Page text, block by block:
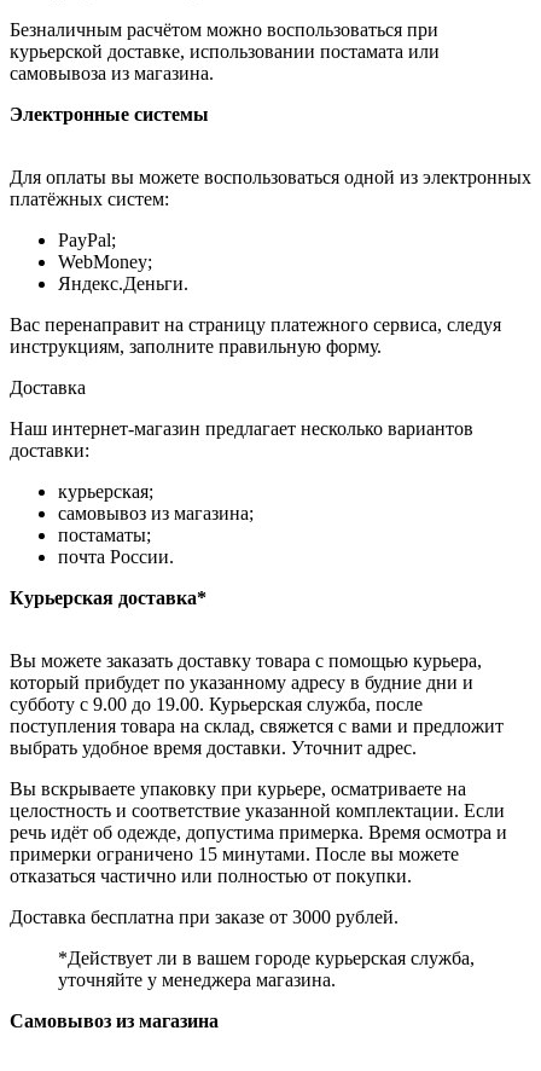
Безналичным расчётом можно воспользоваться при
курьерской доставке, использовании постамата или
самовывоза из магазина.
Электронные системы
Для оплаты вы можете воспользоваться одной из электронных
платёжных систем:
PayPal;
WebMoney;
Яндекс.Деньги.
Вас перенаправит на страницу платежного сервиса, следуя
инструкциям, заполните правильную форму.
Доставка
Наш интернет-магазин предлагает несколько вариантов
доставки:
курьерская;
самовывоз из магазина;
постаматы;
почта России.
Курьерская доставка*
Вы можете заказать доставку товара с помощью курьера,
который прибудет по указанному адресу в будние дни и
субботу с 9.00 до 19.00. Курьерская служба, после
поступления товара на склад, свяжется с вами и предложит
выбрать удобное время доставки. Уточнит адрес.
Вы вскрываете упаковку при курьере, осматриваете на
целостность и соответствие указанной комплектации. Если
речь идёт об одежде, допустима примерка. Время осмотра и
примерки ограничено 15 минутами. После вы можете
отказаться частично или полностью от покупки.
Доставка бесплатна при заказе от 3000 рублей.
*Действует ли в вашем городе курьерская служба,
уточняйте у менеджера магазина.
Самовывоз из магазина